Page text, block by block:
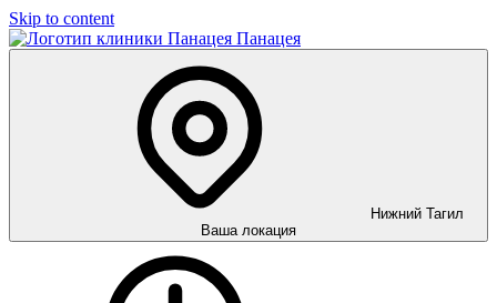
Skip to content
Панацея
Нижний Тагил
Ваша локация